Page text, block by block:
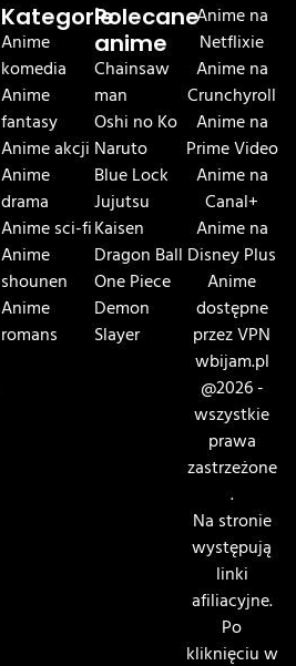
Kategorie
Anime
komedia
Anime
fantasy
Anime akcji
Anime
drama
Anime sci-fi
Anime
shounen
Anime
romans
Polecane
anime
Chainsaw
man
Oshi no Ko
Naruto
Blue Lock
Jujutsu
Kaisen
Dragon Ball
One Piece
Demon
Slayer
Anime na
Netflixie
Anime na
Crunchyroll
Anime na
Prime Video
Anime na
Canal+
Anime na
Disney Plus
Anime
dostępne
przez VPN
wbijam.pl
@2026 -
wszystkie
prawa
zastrzeżone
.
Na stronie
występują
linki
afiliacyjne.
Po
kliknięciu w